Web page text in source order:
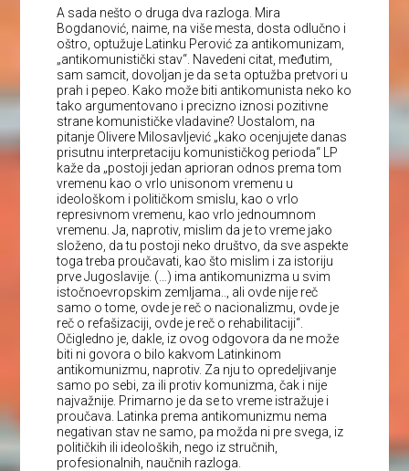
A sada nešto o druga dva razloga. Mira
Bogdanović, naime, na više mesta, dosta odlučno i
oštro, optužuje Latinku Perović za antikomunizam,
„antikomunistički stav“. Navedeni citat, međutim,
sam samcit, dovoljan je da se ta optužba pretvori u
prah i pepeo. Kako može biti antikomunista neko ko
tako argumentovano i precizno iznosi pozitivne
strane komunističke vladavine? Uostalom, na
pitanje Olivere Milosavljević „kako ocenjujete danas
prisutnu interpretaciju komunističkog perioda“ LP
kaže da „postoji jedan aprioran odnos prema tom
vremenu kao o vrlo unisonom vremenu u
ideološkom i političkom smislu, kao o vrlo
represivnom vremenu, kao vrlo jednoumnom
vremenu. Ja, naprotiv, mislim da je to vreme jako
složeno, da tu postoji neko društvo, da sve aspekte
toga treba proučavati, kao što mislim i za istoriju
prve Jugoslavije. (…) ima antikomunizma u svim
istočnoevropskim zemljama.., ali ovde nije reč
samo o tome, ovde je reč o nacionalizmu, ovde je
reč o refašizaciji, ovde je reč o rehabilitaciji“.
Očigledno je, dakle, iz ovog odgovora da ne može
biti ni govora o bilo kakvom Latinkinom
antikomunizmu, naprotiv. Za nju to opredeljivanje
samo po sebi, za ili protiv komunizma, čak i nije
najvažnije. Primarno je da se to vreme istražuje i
proučava. Latinka prema antikomunizmu nema
negativan stav ne samo, pa možda ni pre svega, iz
političkih ili ideoloških, nego iz stručnih,
profesionalnih, naučnih razloga.